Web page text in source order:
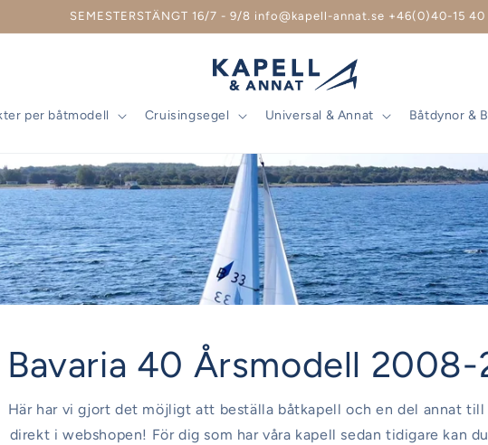
SEMESTERSTÄNGT 16/7 - 9/8 info@kapell-annat.se +46(0)40-15 40
per båtmodell Cruisingsegel Universal & Annat Båtdynor &
Bavaria 40 Årsmodell
Här har vi gjort det möjligt att beställa båtkapell och en del annat till
direkt i webshopen! För dig som har våra kapell sedan tidigare kan